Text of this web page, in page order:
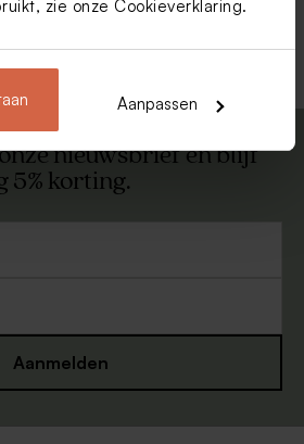
zie onze Cookieverklaring.
Aanpassen
nieuwsbrief en blijf
5% korting.
Aanmelden